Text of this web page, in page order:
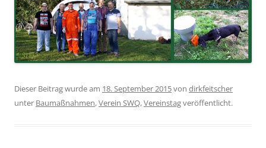
Dieser Beitrag wurde am 18. September 2015von dirkfeitscher
unter Baumaßnahmen,Verein SWQ,Vereinstagveröffentlicht.